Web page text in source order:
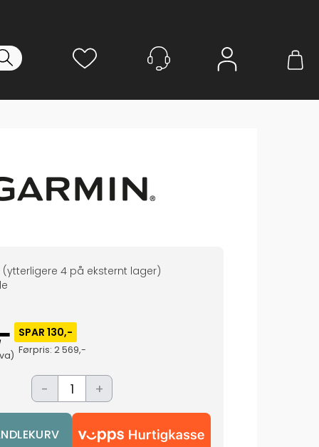
(ytterligere 4på eksternt lager)
SPAR 130,-
Førpris: 2 569,-
- +